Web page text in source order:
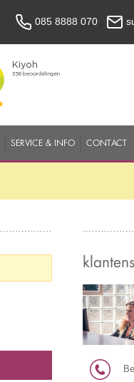
085 8888 070
SERVICE & INFO CONTACT